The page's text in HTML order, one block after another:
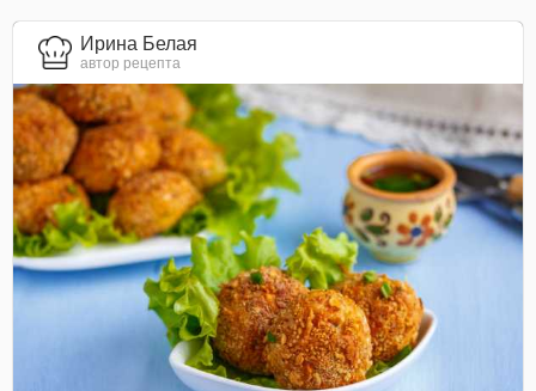
Ирина Белая
автор рецепта